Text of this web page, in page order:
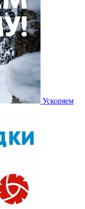
Ускоряем